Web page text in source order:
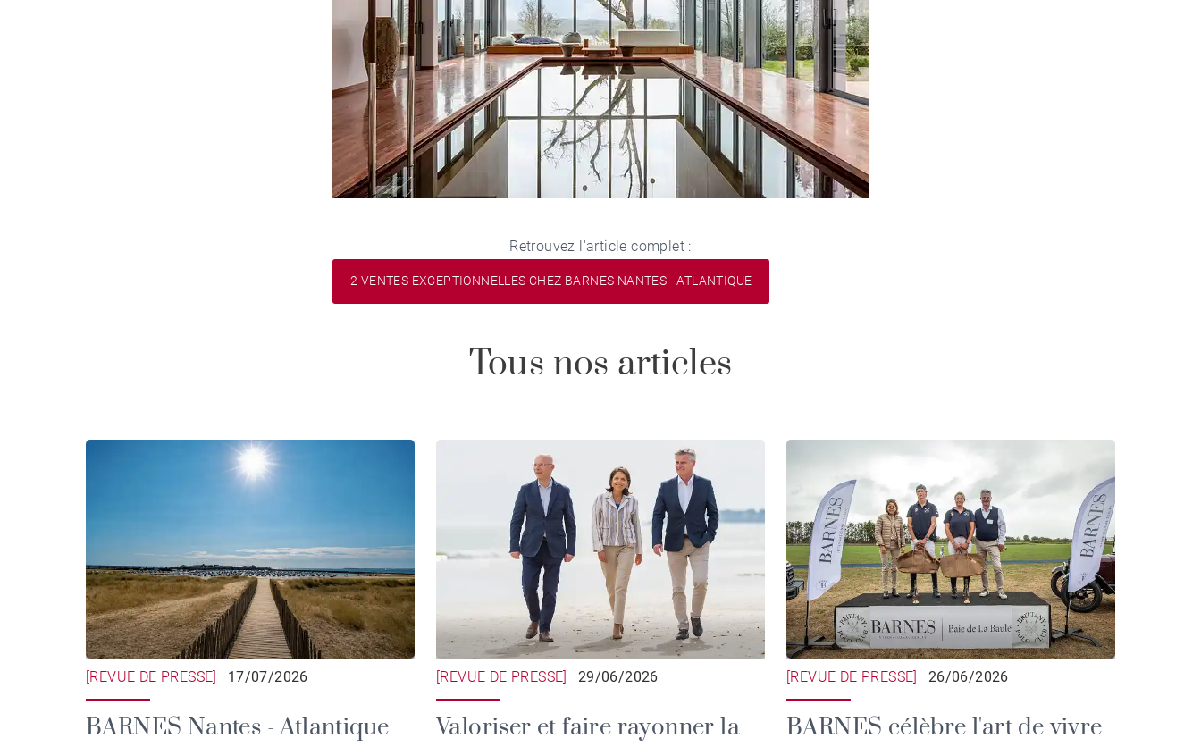
Retrouvez l'article complet :
2 VENTES EXCEPTIONNELLES CHEZ BARNES NANTES - ATLANTIQUE
Tous nos articles
[REVUE DE PRESSE] 17/07/2026
BARNES Nantes - Atlantique
[REVUE DE PRESSE] 29/06/2026
Valoriser et faire rayonner la
[REVUE DE PRESSE] 26/06/2026
BARNES célèbre l'art de vivre